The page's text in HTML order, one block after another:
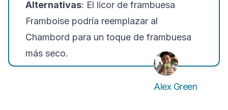
Alternativas: El licor de frambuesa
Framboise podría reemplazar al
Chambord para un toque de frambuesa
más seco.
Alex Green